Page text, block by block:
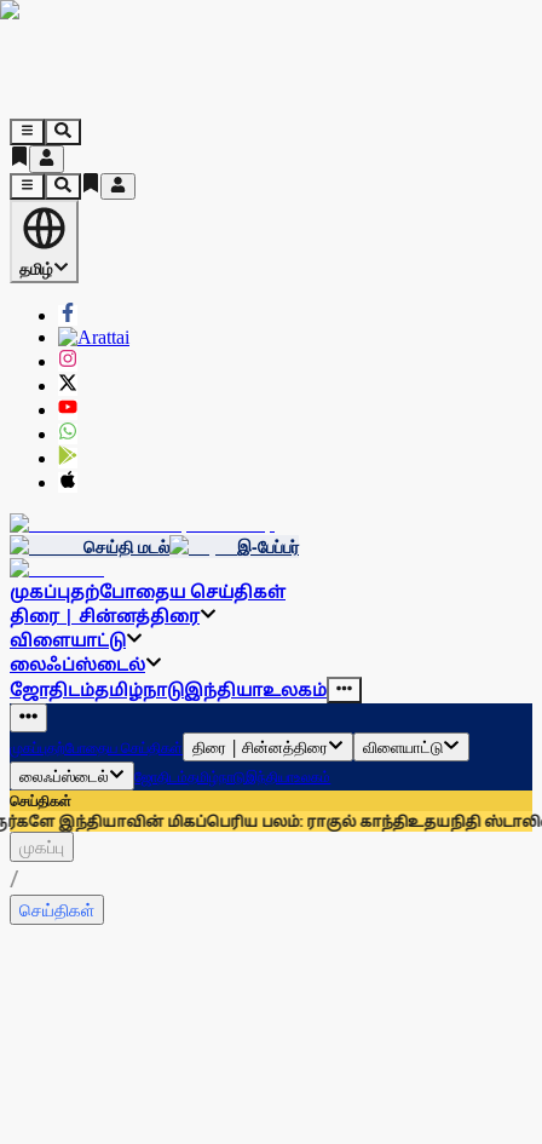
தமிழ்
செய்தி மடல்
இ-பேப்பர்
முகப்புதற்போதைய செய்திகள்
திரை | சின்னத்திரை
விளையாட்டு
லைஃப்ஸ்டைல்
ஜோதிடம்தமிழ்நாடுஇந்தியாஉலகம்
முகப்புதற்போதைய செய்திகள் திரை | சின்னத்திரை
விளையாட்டு
லைஃப்ஸ்டைல்
ஜோதிடம்தமிழ்நாடுஇந்தியாஉலகம்
செய்திகள்
மிகப்பெரிய பலம்: ராகுல் காந்திஉதயநிதி ஸ்டாலினைச்
முகப்பு
/
செய்திகள்